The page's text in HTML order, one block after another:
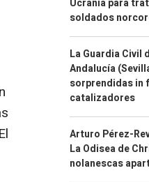
Ucrania para
soldados
La Guardia Civil
Andalucía
sorprendidas in
catalizadores
Arturo Pérez-
La Odisea de
nolanescas